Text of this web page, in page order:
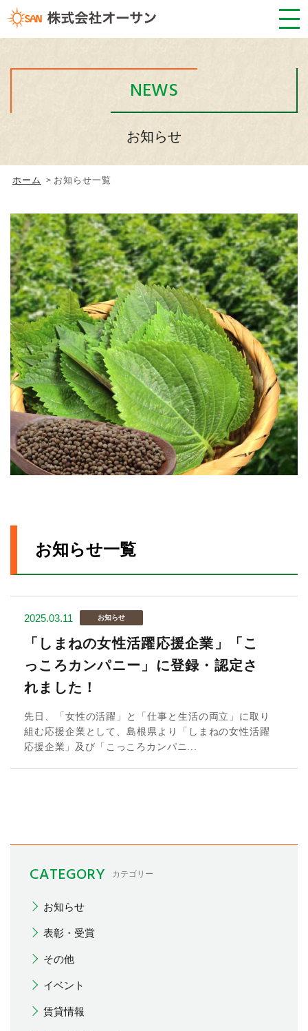
NEWS
お知らせ
ホーム お知らせ一覧
お知らせ一覧
2025.03.11 お知らせ
「しまねの女性活躍応援企業」「こ
っころカンパニー」に登録・認定さ
れました！
先日、「女性の活躍」と「仕事と生活の両立」に取り
組む応援企業として、島根県より「しまねの女性活躍
応援企業」及び「こっころカンパニ...
CATEGORY カテゴリー
お知らせ
表彰・受賞
その他
イベント
賃貸情報